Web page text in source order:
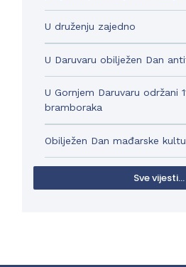
U druženju zajedno
U Daruvaru obilježen Dan
U Gornjem Daruvaru održani
bramboraka
Obilježen Dan mađarske
Sve vijesti...